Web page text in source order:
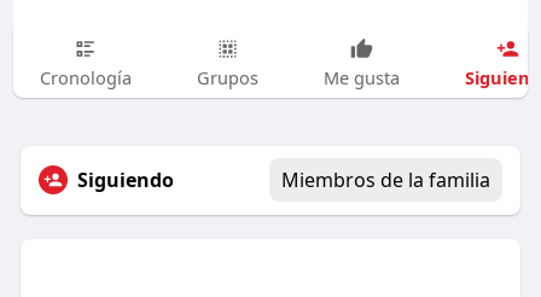
Cronología Grupos Me gusta
Siguiendo Miembros de la familia